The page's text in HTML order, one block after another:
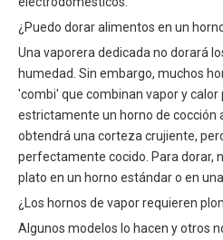
¿Puedo dorar alimentos en un
Una vaporera dedicada no dorará
humedad. Sin embargo, muchos
'combi' que combinan vapor y calor
estrictamente un horno de cocción
obtendrá una corteza crujiente,
perfectamente cocido. Para dorar,
plato en un horno estándar o en
¿Los hornos de vapor requieren
Algunos modelos lo hacen y otros